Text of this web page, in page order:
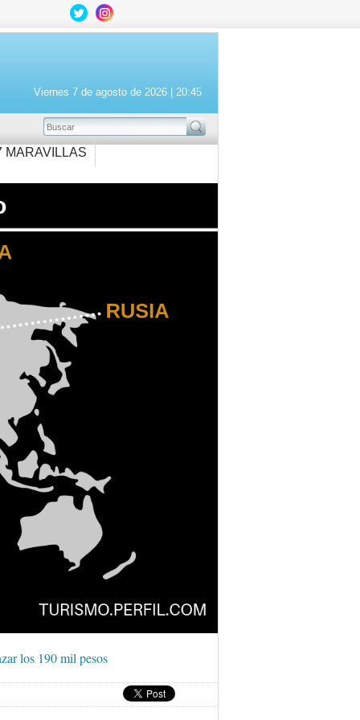
Viernes 7 de agosto de 2026 | 20:45
BUSCAR
MARAVILLAS
los 190 mil pesos